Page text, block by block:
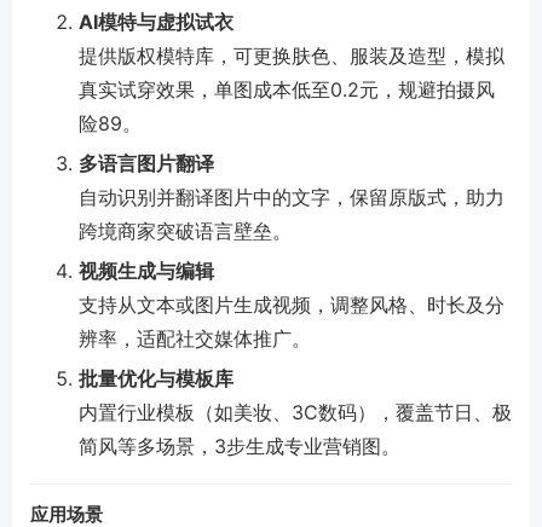
AI模特与虚拟试衣
提供版权模特库，可更换肤色、服装及造型，模拟
真实试穿效果，单图成本低至0.2元，规避拍摄风
险89。
多语言图片翻译
自动识别并翻译图片中的文字，保留原版式，助力
跨境商家突破语言壁垒。
视频生成与编辑
支持从文本或图片生成视频，调整风格、时长及分
辨率，适配社交媒体推广。
批量优化与模板库
内置行业模板（如美妆、3C数码），覆盖节日、极
简风等多场景，3步生成专业营销图。
应用场景